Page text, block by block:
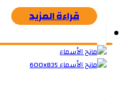
قراءة المزيد